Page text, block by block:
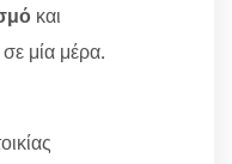
και
μία μέρα.